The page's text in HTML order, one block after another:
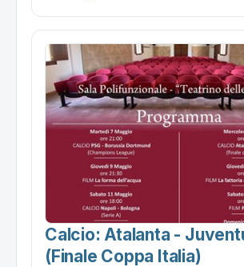
Calcio: Atalanta -
(finale Coppa Italia)